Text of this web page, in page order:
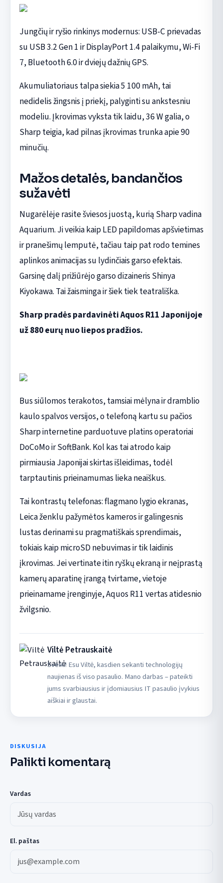
Jungčių ir ryšio rinkinys modernus: USB-C prievadas
su USB 3.2 Gen 1 ir DisplayPort 1.4 palaikymu, Wi-Fi
7, Bluetooth 6.0 ir dviejų dažnių GPS.
Akumuliatoriaus talpa siekia 5 100 mAh, tai
nedidelis žingsnis į priekį, palyginti su ankstesniu
modeliu. Įkrovimas vyksta tik laidu, 36 W galia, o
Sharp teigia, kad pilnas įkrovimas trunka apie 90
minučių.
Mažos detalės, bandančios
sužavėti
Nugarėlėje rasite šviesos juostą, kurią Sharp vadina
Aquarium. Ji veikia kaip LED papildomas apšvietimas
ir pranešimų lemputė, tačiau taip pat rodo temines
aplinkos animacijas su lydinčiais garso efektais.
Garsinę dalį prižiūrėjo garso dizaineris Shinya
Kiyokawa. Tai žaisminga ir šiek tiek teatrališka.
Sharp pradės pardavinėti Aquos R11 Japonijoje
už 880 eurų nuo liepos pradžios.
Bus siūlomos terakotos, tamsiai mėlyna ir dramblio
kaulo spalvos versijos, o telefoną kartu su pačios
Sharp internetine parduotuve platins operatoriai
DoCoMo ir SoftBank. Kol kas tai atrodo kaip
pirmiausia Japonijai skirtas išleidimas, todėl
tarptautinis prieinamumas lieka neaiškus.
Tai kontrastų telefonas: flagmano lygio ekranas,
Leica ženklu pažymėtos kameros ir galingesnis
lustas derinami su pragmatiškais sprendimais,
tokiais kaip microSD nebuvimas ir tik laidinis
įkrovimas. Jei vertinate itin ryškų ekraną ir neįprastą
kamerų aparatinę įrangą tvirtame, vietoje
prieinamame įrenginyje, Aquos R11 vertas atidesnio
žvilgsnio.
Viltė Petrauskaitė
Sveiki! Esu Viltė, kasdien sekanti technologijų
naujienas iš viso pasaulio. Mano darbas – pateikti
jums svarbiausius ir įdomiausius IT pasaulio įvykius
aiškiai ir glaustai.
DISKUSIJA
Palikti komentarą
Vardas
El. paštas